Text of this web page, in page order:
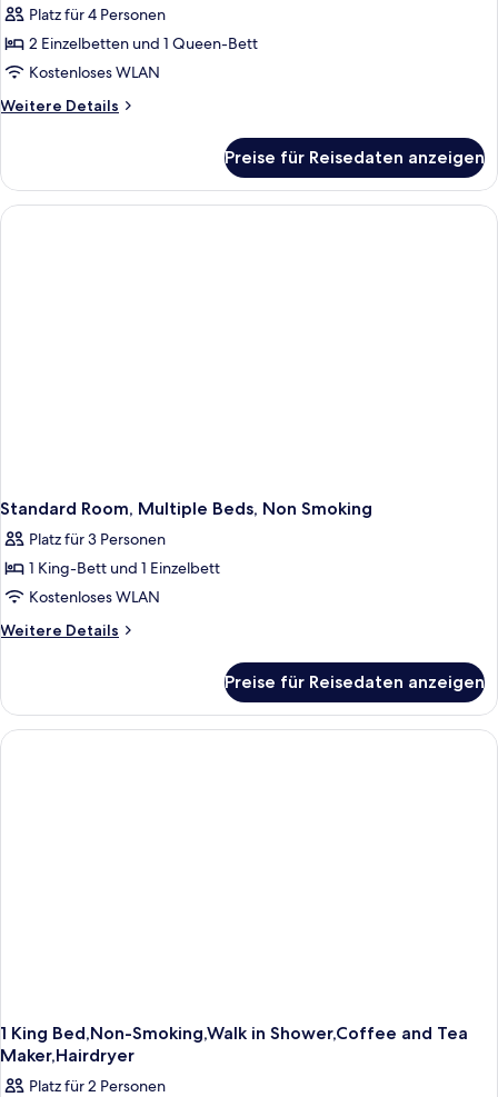
Platz für 4 Personen
2 Einzelbetten und 1 Queen-Bett
Kostenloses WLAN
Weitere Details
Weitere
Room,
Multiple
Beds,
Preise für Reisedaten anzeigen
Standard Room, Multiple Beds, Non Smoking
Platz für 3 Personen
1 King-Bett und 1 Einzelbett
Kostenloses WLAN
Weitere Details
Weitere
Room,
Multiple
Beds,
Preise für Reisedaten anzeigen
1 King Bed,Non-Smoking,Walk in Shower,Coffee and Tea
Maker,Hairdryer
Platz für 2 Personen